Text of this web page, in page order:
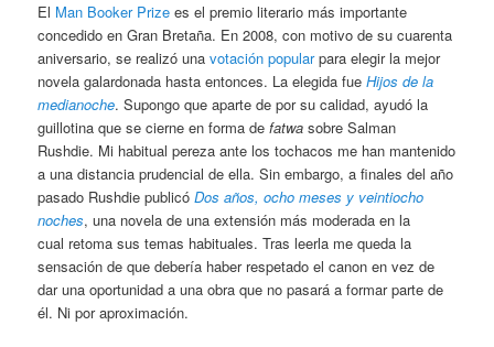
El Man Booker Prize es el premio literario más importante
concedido en Gran Bretaña. En 2008, con motivo de su cuarenta
aniversario, se realizó unavotación popularpara elegir la mejor
novela galardonada hasta entonces. La elegida fueHijos de la
medianoche. Supongo que aparte de por su calidad, ayudó la
guillotina que se cierne en forma defatwasobre Salman
Rushdie. Mi habitual pereza ante los tochacos me han mantenido
a una distancia prudencial de ella. Sin embargo, a finales del año
pasado Rushdie publicóDos años, ocho meses y veintiocho
noches, una novela de una extensión más moderada en la
cual retoma sus temas habituales. Tras leerla me queda la
sensación de que debería haber respetado el canon en vez de
dar una oportunidad a una obra que no pasará a formar parte de
él. Ni por aproximación.